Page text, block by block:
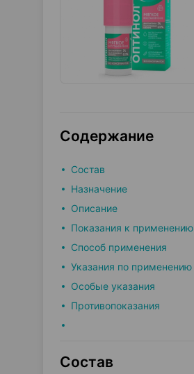
Содержание
Состав
Назначение
Описание
Показания к применению
Способ применения
Указания по применению
Особые указания
Противопоказания
Состав